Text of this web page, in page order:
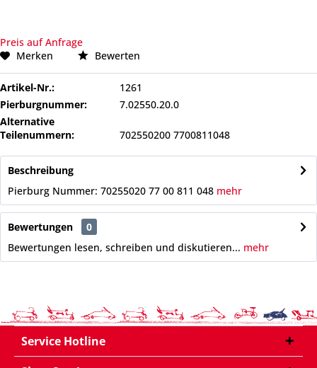
Preis auf Anfrage
Merken
Bewerten
Artikel-Nr.:
1261
Pierburgnummer:
7.02550.20.0
Alternative
Teilenummern:
702550200 7700811048
Beschreibung
Pierburg Nummer: 70255020 77 00 811 048 mehr
Bewertungen
0
Bewertungen lesen, schreiben und diskutieren... mehr
Service Hotline